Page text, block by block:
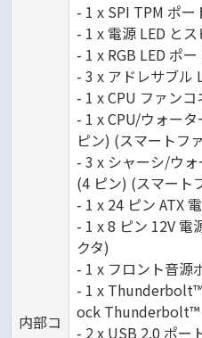
内部コ
- 1 x SPI TPM ポー
- 1 x 電源 LED と
- 1 x RGB LED ポ
- 3 x アドレサブル
- 1 x CPU ファン
- 1 x CPU/ウォー
ピン) (スマートフ
- 3 x シャーシ/ウ
(4 ピン) (スマート
- 1 x 24 ピン ATX
- 1 x 8 ピン 12V 電
クタ)
- 1 x フロント音源
- 1 x Thunderbolt™
ock Thunderbolt™
- 2 x USB 2.0 ポー